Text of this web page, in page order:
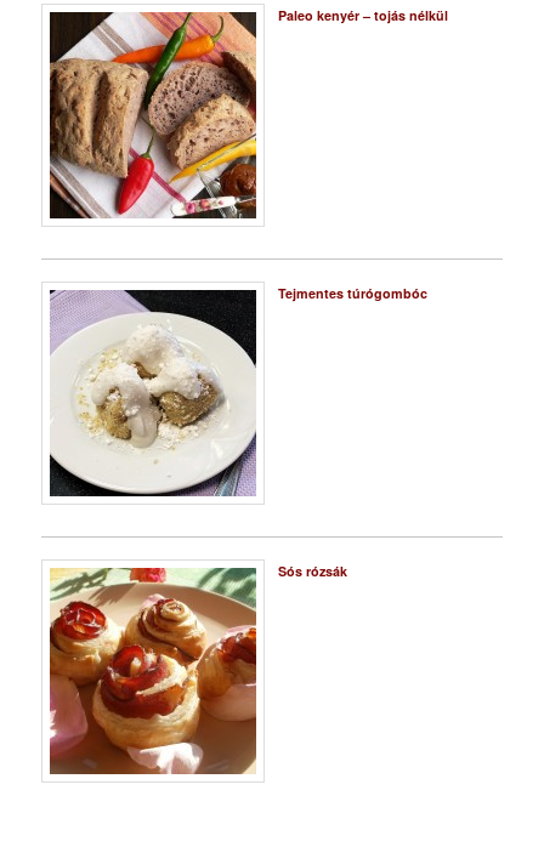
Paleo kenyér – tojás nélkül
Tejmentes túrógombóc
Sós rózsák